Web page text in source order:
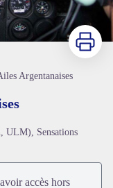
Imprimer
Argentanaises
ULM), Sensations
accès hors